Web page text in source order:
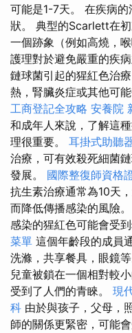
可能是1-7天。 在疾病
狀。 典型的Scarlett在
一個跡象（例如高燒，
護理對於避免嚴重的疾
鏈球菌引起的猩紅色治
熱，腎臟炎症或其他可
工商登記全攻略 安養院
和成年人來說，了解這
理很重要。 耳掛式助聽
治療，可有效殺死細菌
發展。 國際整復師資格
抗生素治療通常為10天
而降低傳播感染的風險
感染的猩紅色可能會受
菜單 這個年齡段的成員
洗滌，共享餐具，眼鏡等
兒童被鎖在一個相對較
受到了人們的青睞。 現
科 由於與孩子，父母，
師的關係更緊密，可能